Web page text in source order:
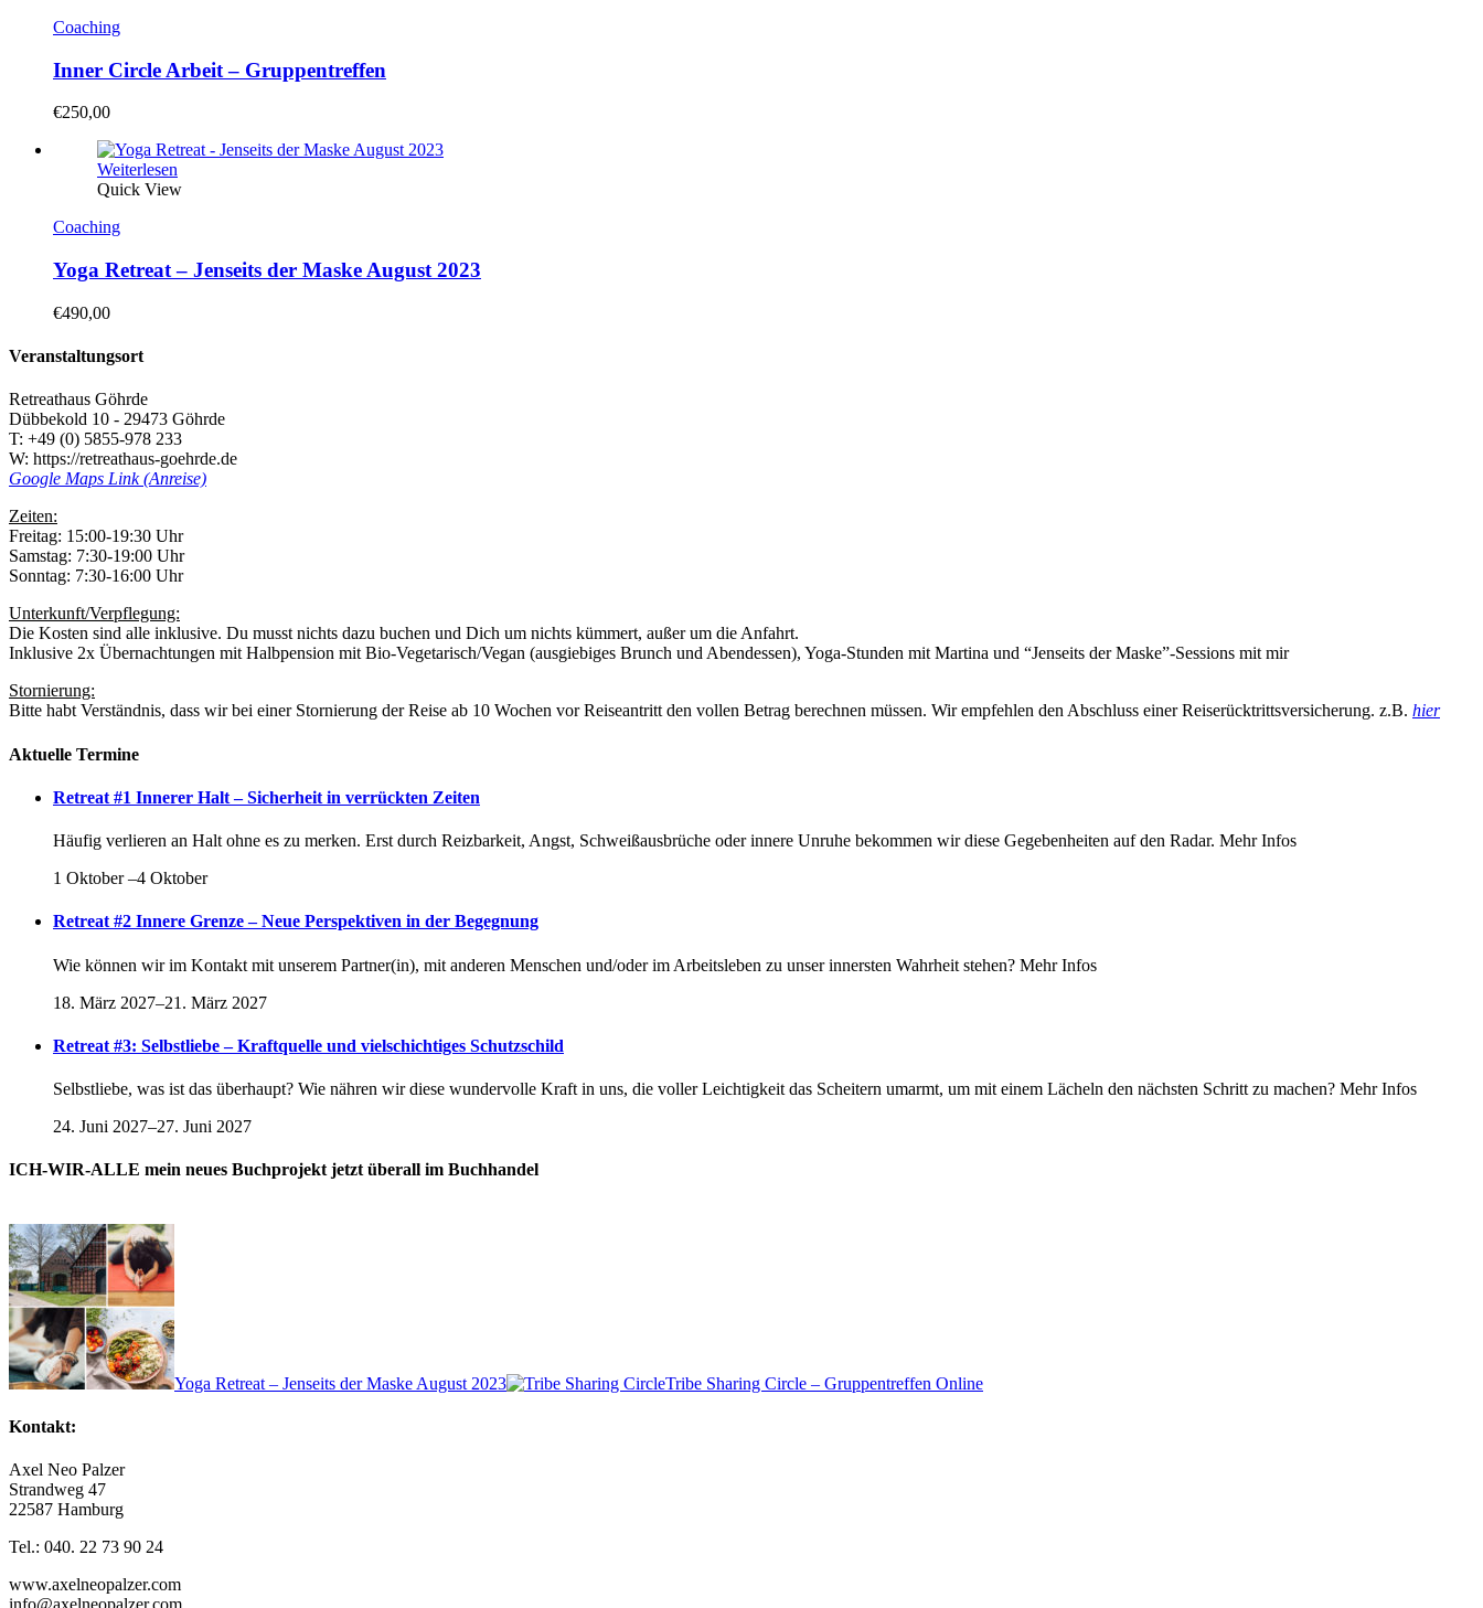
Coaching
Inner Circle Arbeit – Gruppentreffen
€250,00
Weiterlesen
Quick View
Coaching
Yoga Retreat – Jenseits der Maske August 2023
€490,00
Veranstaltungsort
Retreathaus Göhrde
Dübbekold 10 - 29473 Göhrde
T: +49 (0) 5855-978 233
W: https://retreathaus-goehrde.de
Google Maps Link (Anreise)
Zeiten:
Freitag: 15:00-19:30 Uhr
Samstag: 7:30-19:00 Uhr
Sonntag: 7:30-16:00 Uhr
Unterkunft/Verpflegung:
Die Kosten sind alle inklusive. Du musst nichts dazu buchen und Dich um nichts kümmert, außer um die Anfahrt.
Inklusive 2x Übernachtungen mit Halbpension mit Bio-Vegetarisch/Vegan (ausgiebiges Brunch und Abendessen), Yoga-Stunden mit Martina und “Jenseits der Maske”-Sessions mit mir
Stornierung:
Bitte habt Verständnis, dass wir bei einer Stornierung der Reise ab 10 Wochen vor Reiseantritt den vollen Betrag berechnen müssen. Wir empfehlen den Abschluss einer Reiserücktrittsversicherung. z.B. hier
Aktuelle Termine
Retreat #1 Innerer Halt – Sicherheit in verrückten Zeiten
Häufig verlieren an Halt ohne es zu merken. Erst durch Reizbarkeit, Angst, Schweißausbrüche oder innere Unruhe bekommen wir diese Gegebenheiten auf den Radar. Mehr Infos
1 Oktober–4 Oktober
Retreat #2 Innere Grenze – Neue Perspektiven in der Begegnung
Wie können wir im Kontakt mit unserem Partner(in), mit anderen Menschen und/oder im Arbeitsleben zu unser innersten Wahrheit stehen? Mehr Infos
18. März 2027–21. März 2027
Retreat #3: Selbstliebe – Kraftquelle und vielschichtiges Schutzschild
Selbstliebe, was ist das überhaupt? Wie nähren wir diese wundervolle Kraft in uns, die voller Leichtigkeit das Scheitern umarmt, um mit einem Lächeln den nächsten Schritt zu machen? Mehr Infos
24. Juni 2027–27. Juni 2027
ICH-WIR-ALLE mein neues Buchprojekt jetzt überall im Buchhandel
Yoga Retreat – Jenseits der Maske August 2023 Tribe Sharing Circle – Gruppentreffen Online
Kontakt:
Axel Neo Palzer
Strandweg 47
22587 Hamburg
Tel.: 040. 22 73 90 24
www.axelneopalzer.com